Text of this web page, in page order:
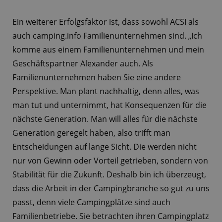
Ein weiterer Erfolgsfaktor ist, dass sowohl ACSI als
auch camping.info Familienunternehmen sind. „Ich
komme aus einem Familienunternehmen und mein
Geschäftspartner Alexander auch. Als
Familienunternehmen haben Sie eine andere
Perspektive. Man plant nachhaltig, denn alles, was
man tut und unternimmt, hat Konsequenzen für die
nächste Generation. Man will alles für die nächste
Generation geregelt haben, also trifft man
Entscheidungen auf lange Sicht. Die werden nicht
nur von Gewinn oder Vorteil getrieben, sondern von
Stabilität für die Zukunft. Deshalb bin ich überzeugt,
dass die Arbeit in der Campingbranche so gut zu uns
passt, denn viele Campingplätze sind auch
Familienbetriebe. Sie betrachten ihren Campingplatz